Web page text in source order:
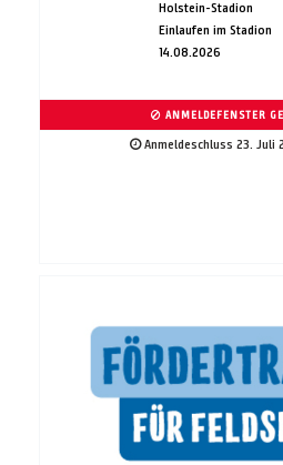
Holstein-Stadion
Einlaufen im Stadion
14.08.2026
ANMELDEFENSTER
Anmeldeschluss 23. Juli